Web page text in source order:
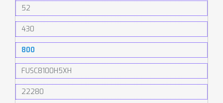
52
430
800
FUSC8100H5XH
22280